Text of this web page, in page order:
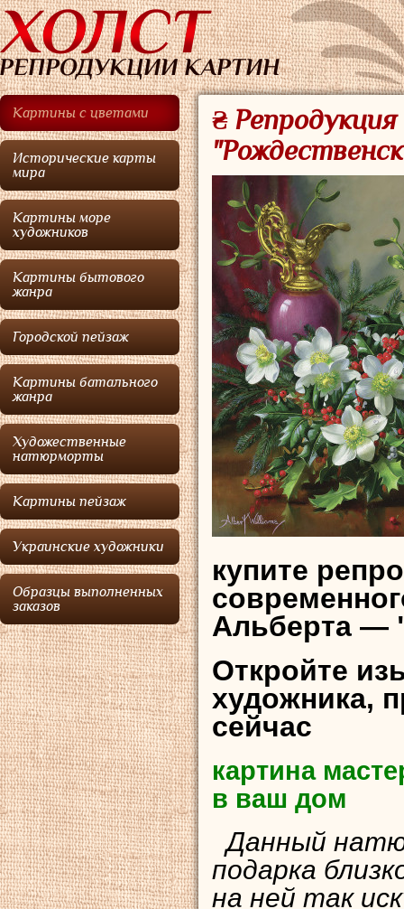
Картины с цветами
Исторические карты
мира
Картины море
художников
Картины бытового
жанра
Городской пейзаж
Картины батального
жанра
Художественные
натюрморты
Картины пейзаж
Украинские художники
Образцы выполненных
заказов
₴
купите
Альберта —
Откройте
художника,
сейчас
картина
в ваш дом
Данный
подарка
на ней так